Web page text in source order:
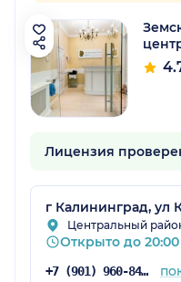
Лицензия
г Калининград, ул
Центральный
Открыто до 20:00
+7 (901) 960-84-89